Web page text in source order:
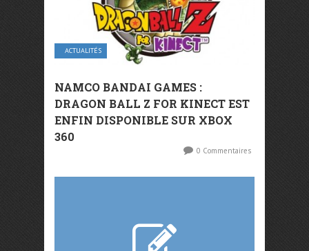
ACTUALITÉS
NAMCO BANDAI GAMES :
DRAGON BALL Z FOR KINECT EST
ENFIN DISPONIBLE SUR XBOX
360
0 Commentaires